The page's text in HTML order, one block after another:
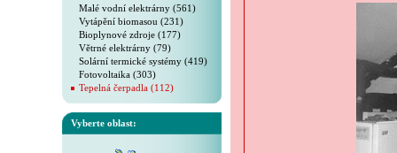
Malé vodní elektrárny (561)
Vytápění biomasou (231)
Bioplynové zdroje (177)
Větrné elektrárny (79)
Solární termické systémy (419)
Fotovoltaika (303)
Tepelná čerpadla (112)
Vyberte oblast: